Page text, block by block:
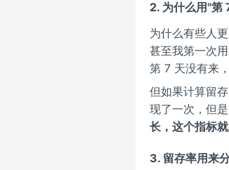
2. 为什么用"第
为什么有些人
甚至我第一次
第 7 天没有来
但如果计算留
现了一次，但
长，这个指标
3. 留存率用来